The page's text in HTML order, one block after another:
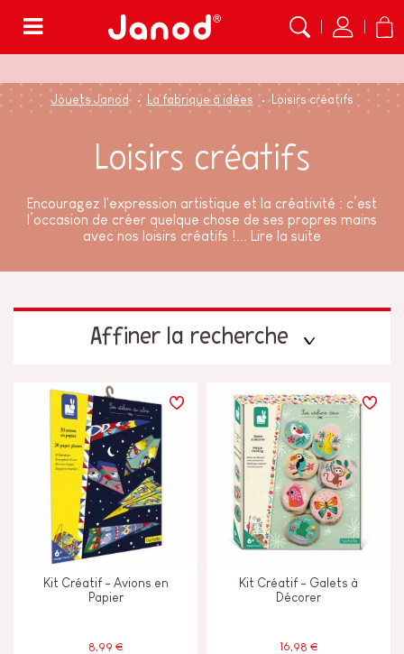
Jouets Janod La fabrique à idées Loisirs créatifs
Loisirs créatifs
Encouragez l'expression artistique et la créativité : c’est
l’occasion de créer quelque chose de ses propres mains
avec nos loisirs créatifs !...
Lire la suite
Affiner la recherche
TYPES D'APPRENTISSAGE
Construire & concevoir
Découvrir & expérimenter
Imaginer inventer & créer
Kit Créatif - Avions en
Papier
8,99 €
Kit Créatif - Galets à
Décorer
16,98 €